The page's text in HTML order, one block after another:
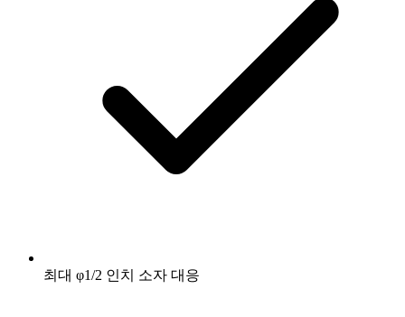
최대 φ1/2 인치 소자 대응